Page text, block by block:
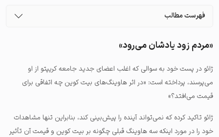
فهرست مطالب
«مردم زود یادشان می‌رود»
ژائو در پست خود به سوالی که اغلب اعضای جدید جامعه کریپتو از او
می‌پرسند، پرداخته است: «در اثر هاوینگ‌های بیت‌ کوین چه اتفاقی برای
قیمت می‌افتد؟»
ژائو تاکید کرده که نمی‌تواند آینده را پیش‌بینی کند، بنابراین تنها مشاهدات
خود را در مورد اینکه سه هاوینگ قبلی چگونه بر بیت‌ کوین و قیمت آن تأثیر